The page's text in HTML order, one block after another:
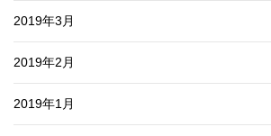
2019年3月
2019年2月
2019年1月